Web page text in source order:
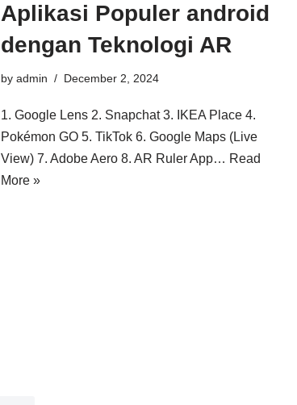
Aplikasi Populer android
dengan Teknologi AR
by admin December 2, 2024
1. Google Lens 2. Snapchat 3. IKEA Place 4.
Pokémon GO 5. TikTok 6. Google Maps (Live
View) 7. Adobe Aero 8. AR Ruler App… Read
More »